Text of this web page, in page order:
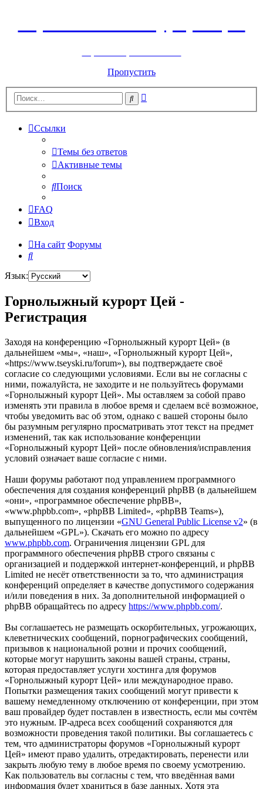
Пропустить
Поиск
Ссылки
Темы без ответов
Активные темы
Поиск
FAQ
Вход
На сайт Форумы
Поиск
Язык:
Горнолыжный курорт Цей -
Регистрация
Заходя на конференцию «Горнолыжный курорт Цей» (в
дальнейшем «мы», «наш», «Горнолыжный курорт Цей»,
«https://www.tseyski.ru/forum»), вы подтверждаете своё
согласие со следующими условиями. Если вы не согласны с
ними, пожалуйста, не заходите и не пользуйтесь форумами
«Горнолыжный курорт Цей». Мы оставляем за собой право
изменять эти правила в любое время и сделаем всё возможное,
чтобы уведомить вас об этом, однако с вашей стороны было
бы разумным регулярно просматривать этот текст на предмет
изменений, так как использование конференции
«Горнолыжный курорт Цей» после обновления/исправления
условий означает ваше согласие с ними.
Наши форумы работают под управлением программного
обеспечения для создания конференций phpBB (в дальнейшем
«они», «программное обеспечение phpBB»,
«www.phpbb.com», «phpBB Limited», «phpBB Teams»),
выпущенного по лицензии «GNU General Public License v2» (в
дальнейшем «GPL»). Скачать его можно по адресу
www.phpbb.com. Ограничения лицензии GPL для
программного обеспечения phpBB строго связаны с
организацией и поддержкой интернет-конференций, и phpBB
Limited не несёт ответственности за то, что администрация
конференций определяет в качестве допустимого содержания
и/или поведения в них. За дополнительной информацией о
phpBB обращайтесь по адресу https://www.phpbb.com/.
Вы соглашаетесь не размещать оскорбительных, угрожающих,
клеветнических сообщений, порнографических сообщений,
призывов к национальной розни и прочих сообщений,
которые могут нарушить законы вашей страны, страны,
которая предоставляет услуги хостинга для форумов
«Горнолыжный курорт Цей» или международное право.
Попытки размещения таких сообщений могут привести к
вашему немедленному отключению от конференции, при этом
ваш провайдер будет поставлен в известность, если мы сочтём
это нужным. IP-адреса всех сообщений сохраняются для
возможности проведения такой политики. Вы соглашаетесь с
тем, что администраторы форумов «Горнолыжный курорт
Цей» имеют право удалить, отредактировать, перенести или
закрыть любую тему в любое время по своему усмотрению.
Как пользователь вы согласны с тем, что введённая вами
информация будет храниться в базе данных. Хотя эта